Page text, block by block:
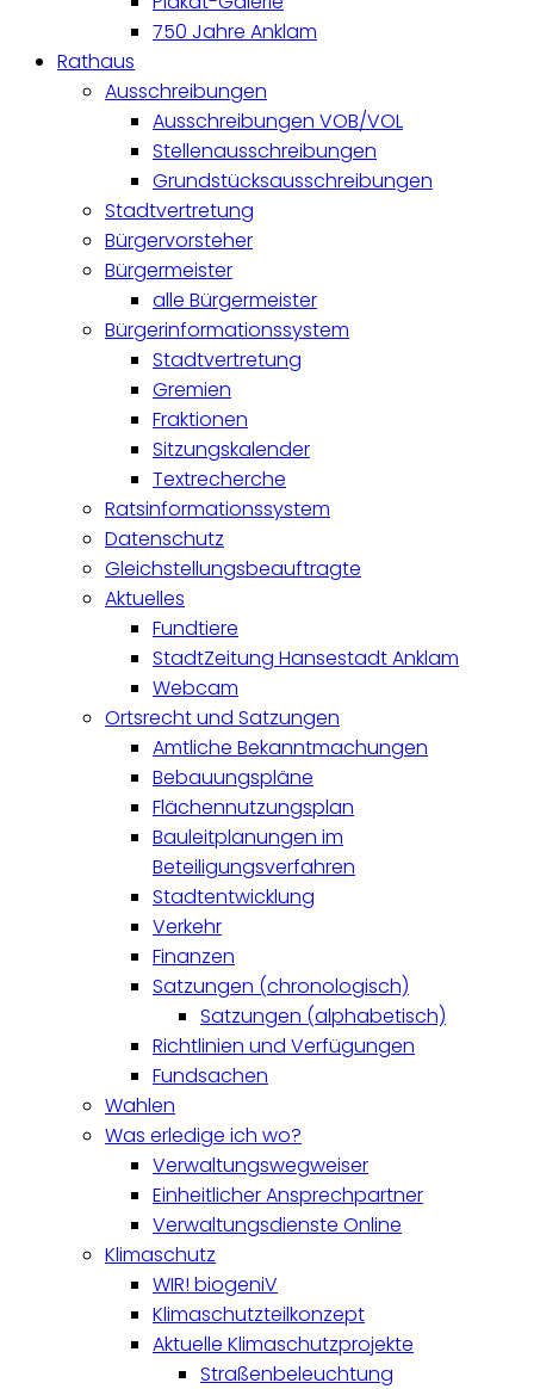
750 Jahre Anklam
Rathaus
Ausschreibungen
Ausschreibungen VOB/VOL
Stellenausschreibungen
Grundstücksausschreibungen
Stadtvertretung
Bürgervorsteher
Bürgermeister
alle Bürgermeister
Bürgerinformationssystem
Stadtvertretung
Gremien
Fraktionen
Sitzungskalender
Textrecherche
Ratsinformationssystem
Datenschutz
Gleichstellungsbeauftragte
Aktuelles
Fundtiere
StadtZeitung Hansestadt Anklam
Webcam
Ortsrecht und Satzungen
Amtliche Bekanntmachungen
Bebauungspläne
Flächennutzungsplan
Bauleitplanungen im
Beteiligungsverfahren
Stadtentwicklung
Verkehr
Finanzen
Satzungen (chronologisch)
Satzungen (alphabetisch)
Richtlinien und Verfügungen
Fundsachen
Wahlen
Was erledige ich wo?
Verwaltungswegweiser
Einheitlicher Ansprechpartner
Verwaltungsdienste Online
Klimaschutz
WIR! biogeniV
Klimaschutzteilkonzept
Aktuelle Klimaschutzprojekte
Straßenbeleuchtung